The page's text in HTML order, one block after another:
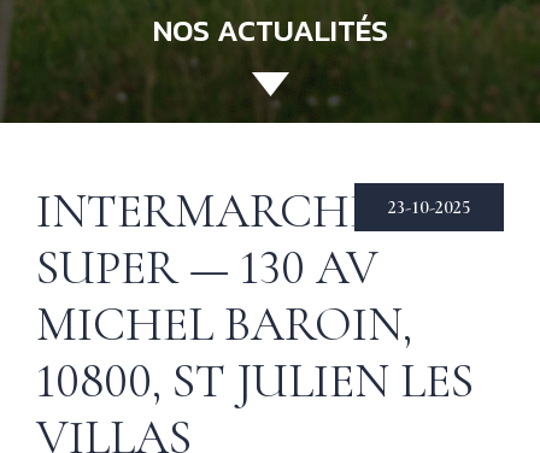
ACCUEIL
ÉCHIRÉ
NOS PRODUITS
D’EXCELLENCE
LE BEURRE
CHARENTES-
POITOU AOP
RECETTES
NOS ACTUALITÉS
23-10-2025
INTERMARCHE
SUPER — 130 AV
MICHEL BAROIN,
10800, ST JULIEN LES
VILLAS